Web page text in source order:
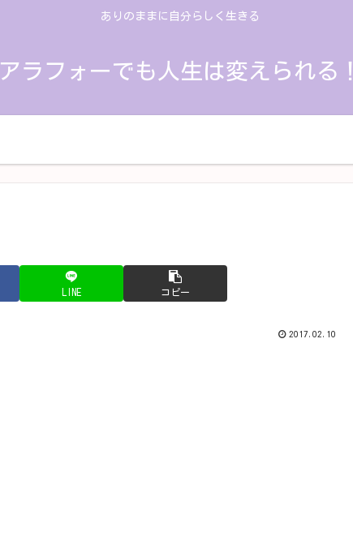
ありのままに自分らしく生きる
アラフォーでも人生は変えられる！
LINE コピー
2017.02.10